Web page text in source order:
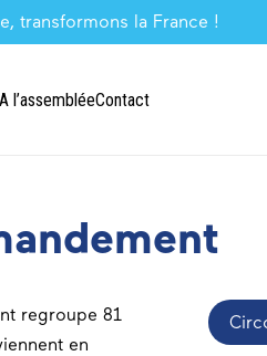
transformons la France !
A l’assembléeContact
regroupe 81
en